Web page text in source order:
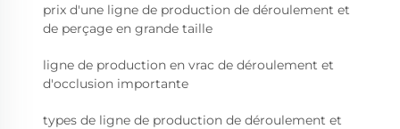
prix d'une ligne de production de déroulement et
de perçage en grande taille
ligne de production en vrac de déroulement et
d'occlusion importante
types de ligne de production de déroulement et